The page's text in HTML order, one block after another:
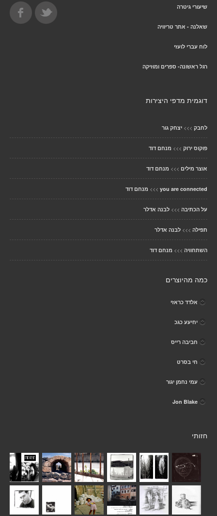
שיעורי גיטרה
שאלנה - אתר טריוויה
לוח עברי לועזי
רגל ראשונה- ספרים ומוזיקה
דוגמית מדפי היצירות
לחבק >>> יצחק גור
פוקוס ירוק >>> מנחם דוד
אוצר מילים >>> מנחם דוד
you are connected
>>> מנחם דוד
על הכתיבה >>> לבנה אדלר
תפילה >>> לבנה אדלר
השתחוויה >>> מנחם דוד
כמה מהיוצרים
אלדד כראזי
יחיעע כגכ
חביבה רייס
חי בסרט
עמי נחמן יגור
Jon Blake
חזותי